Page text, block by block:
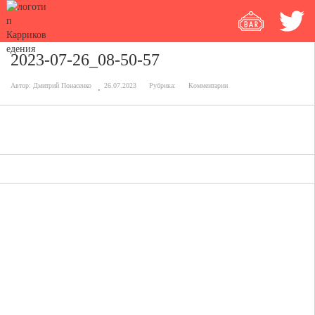
2023-07-26_08-50-57
Автор: Дмитрий Понасенко 26.07.2023 Рубрика: Комментарии